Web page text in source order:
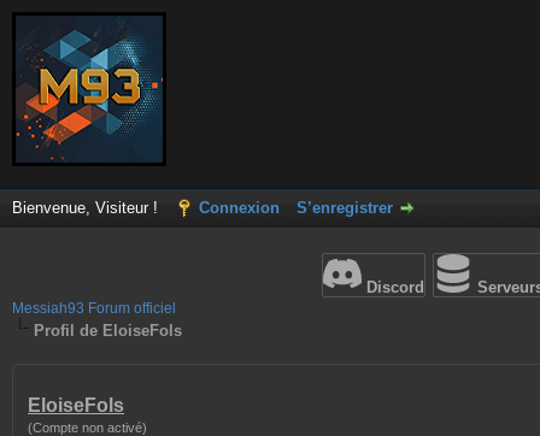
Bienvenue, Visiteur ! Connexion S’enregistrer
Discord
Messiah93 Forum officiel
Profil de EloiseFols
EloiseFols
(Compte non activé)